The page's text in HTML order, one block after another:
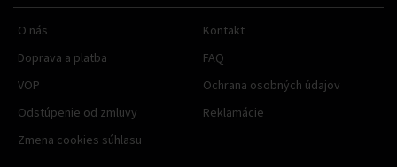
O nás
Kontakt
Doprava a platba
FAQ
VOP
Ochrana osobných údajov
Odstúpenie od zmluvy
Reklamácie
Zmena cookies súhlasu